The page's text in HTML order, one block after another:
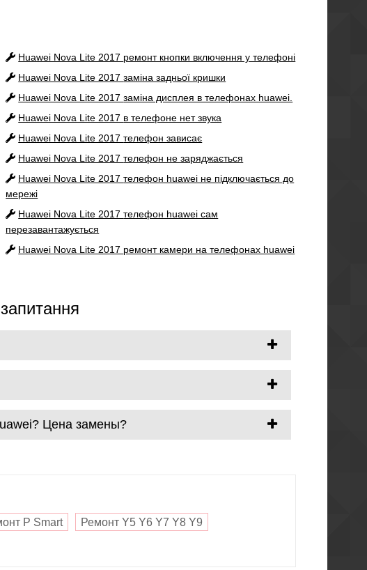
Huawei Nova Lite 2017 ремонт кнопки включення у телефоні
Huawei Nova Lite 2017заміна задньої кришки
Huawei Nova Lite 2017заміна дисплея в телефонах huawei.
Huawei Nova Lite 2017 в телефоне нет звука
Huawei Nova Lite 2017телефон зависає
Huawei Nova Lite 2017телефон не заряджається
Huawei Nova Lite 2017телефон huawei не підключається до
мережі
Huawei Nova Lite 2017телефон huawei сам
перезавантажується
Huawei Nova Lite 2017 ремонт камери на телефонах huawei
Цена замены?
P Smart Ремонт Y5 Y6 Y7 Y8 Y9